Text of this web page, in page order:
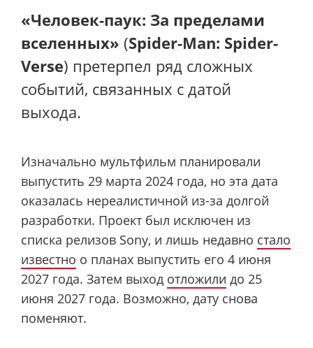
«Человек-паук: За пределами
вселенных» (Spider-Man: Spider-
Verse) претерпел ряд сложных
событий, связанных с датой
выхода.
Изначально мультфильм планировали
выпустить 29 марта 2024 года, но эта дата
оказалась нереалистичной из-за долгой
разработки. Проект был исключен из
списка релизов Sony, и лишь недавно стало
известно о планах выпустить его 4 июня
2027 года. Затем выход отложили до 25
июня 2027 года. Возможно, дату снова
поменяют.